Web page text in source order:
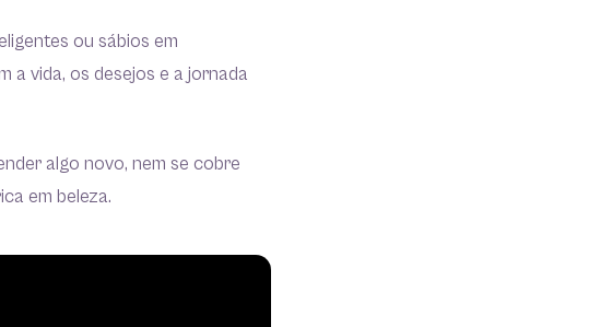
ou sábios em
a vida, os desejos e a jornada
algo novo, nem se cobre
em beleza.